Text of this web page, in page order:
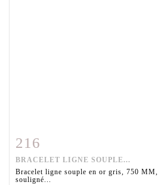
Fiche détaillée
216
BRACELET LIGNE SOUPLE...
Bracelet ligne souple en or gris, 750 MM,
souligné...